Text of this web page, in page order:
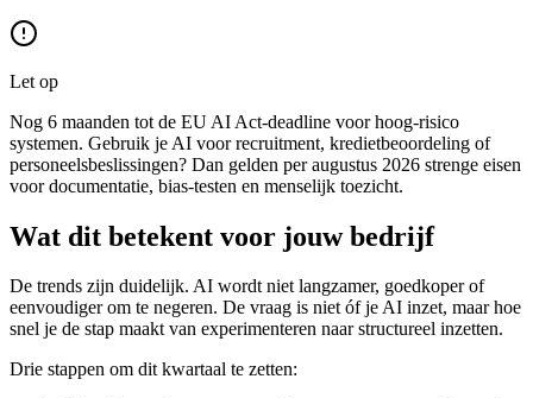
Let op
Nog 6 maanden tot de EU AI Act-deadline voor hoog-risico
systemen. Gebruik je AI voor recruitment, kredietbeoordeling of
personeelsbeslissingen? Dan gelden per augustus 2026 strenge eisen
voor documentatie, bias-testen en menselijk toezicht.
Wat dit betekent voor jouw bedrijf
De trends zijn duidelijk. AI wordt niet langzamer, goedkoper of
eenvoudiger om te negeren. De vraag is niet óf je AI inzet, maar hoe
snel je de stap maakt van experimenteren naar structureel inzetten.
Drie stappen om dit kwartaal te zetten: